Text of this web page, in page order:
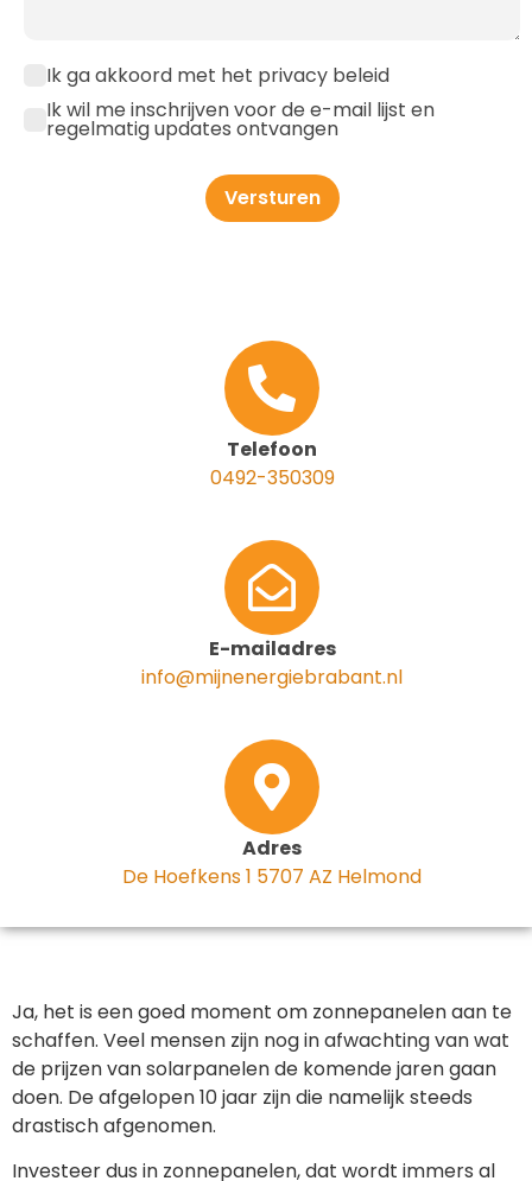
Ik ga akkoord met het privacy beleid
Ik wil me inschrijven voor de e-mail lijst en
regelmatig updates ontvangen
Versturen
Telefoon
0492-350309
E-mailadres
info@mijnenergiebrabant.nl
Adres
De Hoefkens 1 5707 AZ Helmond
Ja, het is een goed moment om zonnepanelen aan te
schaffen. Veel mensen zijn nog in afwachting van wat
de prijzen van solarpanelen de komende jaren gaan
doen. De afgelopen 10 jaar zijn die namelijk steeds
drastisch afgenomen.
Investeer dus in zonnepanelen, dat wordt immers al